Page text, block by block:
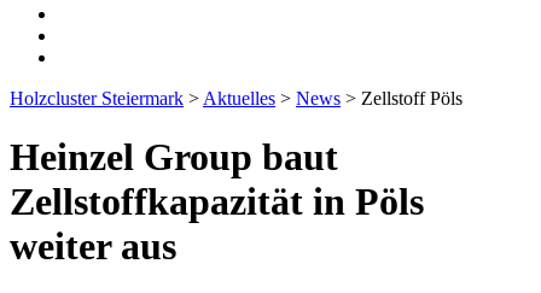
Holzcluster Steiermark > Aktuelles > News > Zellstoff Pöls
Heinzel Group baut
Zellstoffkapazität in Pöls
weiter aus